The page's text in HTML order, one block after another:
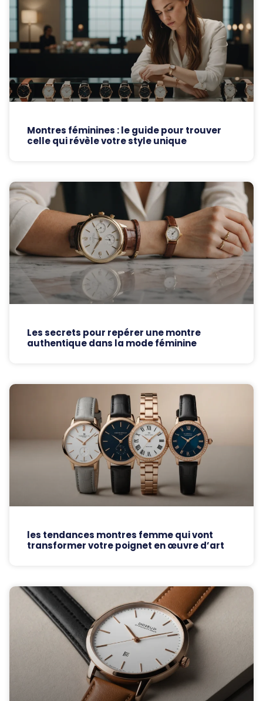
Montres féminines : le guide pour trouver
celle qui révèle votre style unique
Les secrets pour repérer une montre
authentique dans la mode féminine
les tendances montres femme qui vont
transformer votre poignet en œuvre d’art